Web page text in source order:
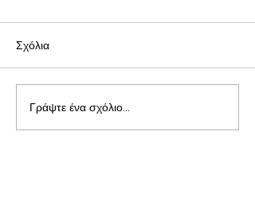
Σχόλια
Γράψτε ένα σχόλιο...